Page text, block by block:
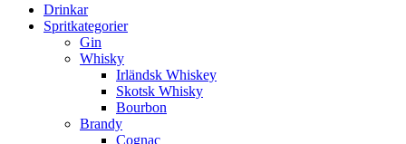
Drinkar
Spritkategorier
Gin
Whisky
Irländsk Whiskey
Skotsk Whisky
Bourbon
Brandy
Cognac